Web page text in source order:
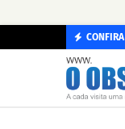
CONFIRA